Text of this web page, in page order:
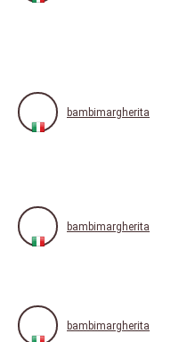
bambimargherita
bambimargherita
bambimargherita